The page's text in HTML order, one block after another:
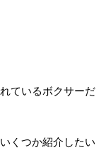
ているボクサーだ
くつか紹介したい